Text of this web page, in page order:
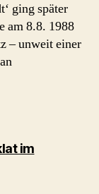
ging später
am 8.8. 1988
– unweit einer
im